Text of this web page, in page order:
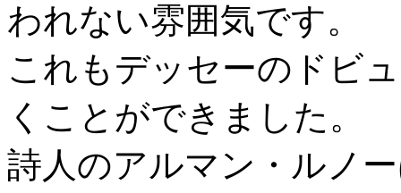
われない雰囲気です。
これもデッセーのドビ
くことができました。
詩人のアルマン・ルノ